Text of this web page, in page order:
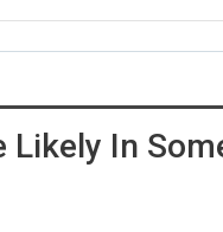
Likely In